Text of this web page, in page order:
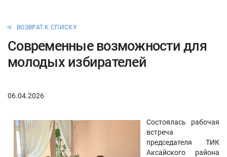
ВОЗВРАТ К СПИСКУ
Современные возможности для
молодых избирателей
06.04.2026
Состоялась рабочая
встреча
председателя ТИК
Аксайского района